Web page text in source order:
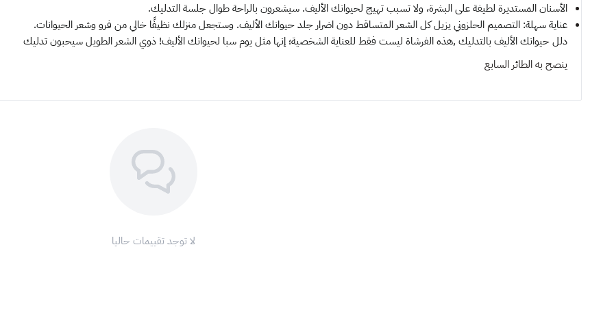
الأسنان المستديرة لطيفة على البشرة، ولا تسبب تهيج لحيوانك الأليف. سيشعرون بالراحة طوال جلسة التدليك.
عناية سهلة: التصميم الحلزوني يزيل كل الشعر المتساقط دون اضرار جلد حيوانك الأليف. وستجعل منزلك نظيفًا خالي من فرو وشعر الحيوانات.
دلل حيوانك الأليف بالتدليك ,هذه الفرشاة ليست فقط للعناية الشخصية؛ إنها مثل يوم سبا لحيوانك الأليف! ذوي الشعر الطويل سيحبون تدليك
ينصح بهالطائر السابع
لا توجد تقييمات حاليا